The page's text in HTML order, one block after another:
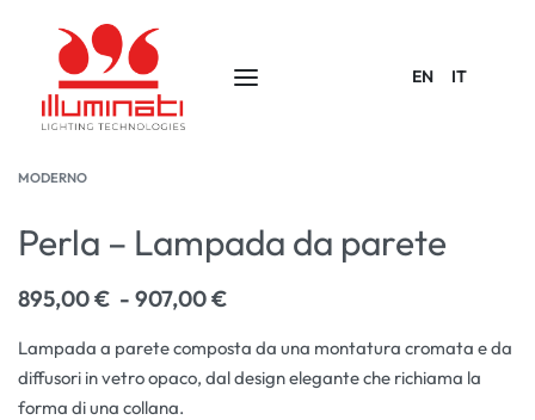
EN IT
MODERNO
Perla – Lampada da parete
895,00€ 907,00€
Lampada a parete composta da una montatura cromata e da
diffusori in vetro opaco, dal design elegante che richiama la
forma di una collana.